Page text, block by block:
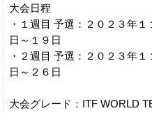
大会日程
・１週目 予選：２０２３年
日～１９日
・２週目 予選：２０２３年
日～２６日
大会グレード：ITF WORLD